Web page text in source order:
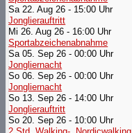
Sa 22. Aug 26 - 15:00 Uhr
Jonglierauftritt
Mi 26. Aug 26 - 16:00 Uhr
Sportabzeichenabnahme
Sa 05. Sep 26 - 00:00 Uhr
Jongliernacht
So 06. Sep 26 - 00:00 Uhr
Jongliernacht
So 13. Sep 26 - 14:00 Uhr
Jonglierauftritt
So 20. Sep 26 - 10:00 Uhr